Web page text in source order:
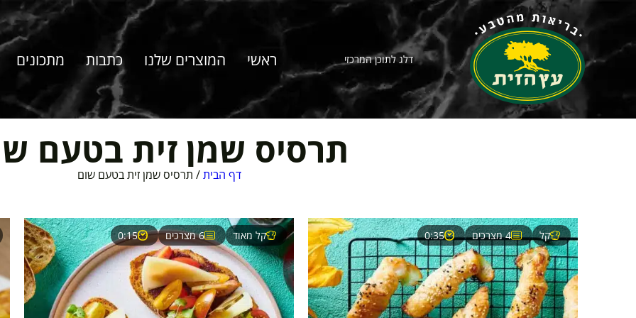
דלג לתוכן המרכזי ראשי המוצרים שלנו כתבות מתכונים
תרסיס שמן זית בטעם
דף הבית/ תרסיס שמן זית בטעם שום
קל 4 מצרכים 0:35 קל מאוד 6 מצרכים 0:15